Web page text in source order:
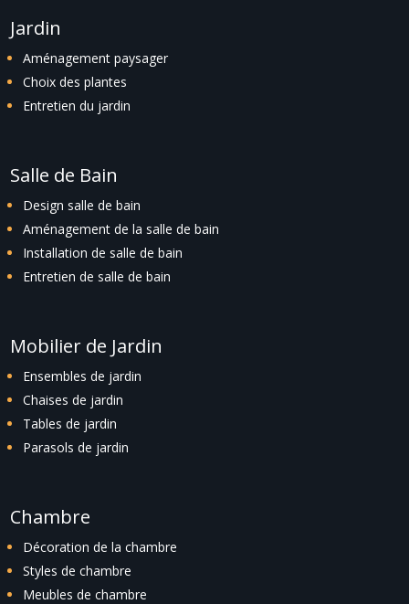
Jardin
Aménagement paysager
Choix des plantes
Entretien du jardin
Salle de Bain
Design salle de bain
Aménagement de la salle de bain
Installation de salle de bain
Entretien de salle de bain
Mobilier de Jardin
Ensembles de jardin
Chaises de jardin
Tables de jardin
Parasols de jardin
Chambre
Décoration de la chambre
Styles de chambre
Meubles de chambre